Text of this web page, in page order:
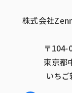
株式会社
〒104-
東京都中
いちご新